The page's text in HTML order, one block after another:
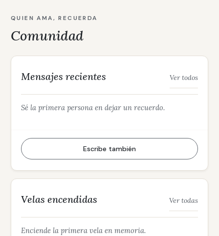
QUIEN AMA, RECUERDA
Comunidad
Mensajes recientes Ver todos
Sé la primera persona en dejar un recuerdo.
Escribe también
Velas encendidas Ver todas
Enciende la primera vela en memoria.